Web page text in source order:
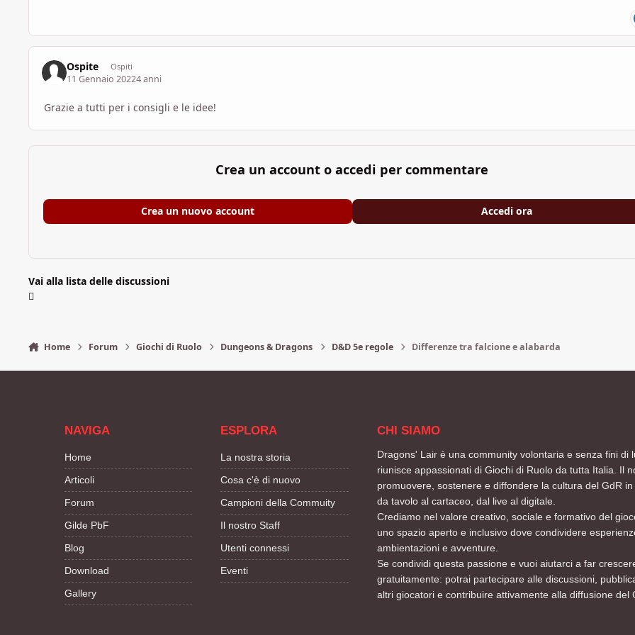
Ospite Ospiti
11 Gennaio 20224 anni
Grazie a tutti per i consigli e le idee!
Crea un account o accedi per commentare
Crea un nuovo account Accedi ora
Vai alla lista delle discussioni
Home Forum Giochi di Ruolo Dungeons & Dragons D&D 5e regole Differenze tra falcione e alabarda
NAVIGA
Home
Articoli
Forum
Gilde PbF
Blog
Download
Gallery
ESPLORA
La nostra storia
Cosa c'è di nuovo
Campioni della Commuity
Il nostro Staff
Utenti connessi
Eventi
CHI SIAMO
Dragons' Lair è una community volontaria e senza fini di
riunisce appassionati di Giochi di Ruolo da tutta Italia. Il
promuovere, sostenere e diffondere la cultura del GdR
da tavolo al cartaceo, dal live al digitale.
Crediamo nel valore creativo, sociale e formativo del
uno spazio aperto e inclusivo dove condividere
ambientazioni e avventure.
Se condividi questa passione e vuoi aiutarci a far
gratuitamente: potrai partecipare alle discussioni,
altri giocatori e contribuire attivamente alla diffusione del